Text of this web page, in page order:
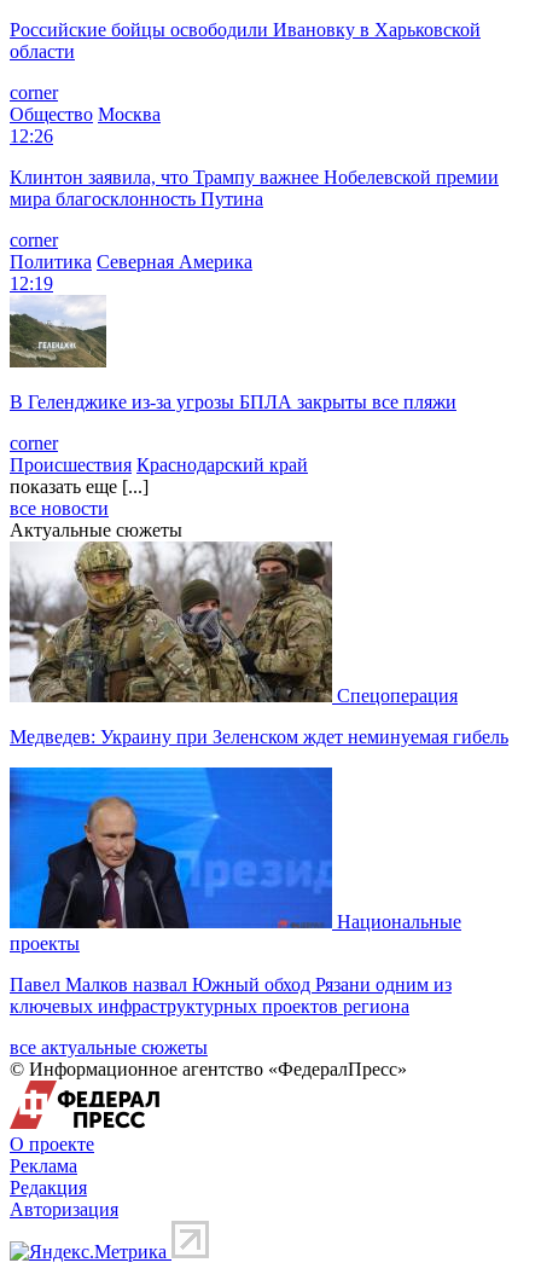
Российские бойцы освободили Ивановку в Харьковской
области
corner
Общество Москва
12:26
Клинтон заявила, что Трампу важнее Нобелевской премии
мира благосклонность Путина
corner
Политика Северная Америка
12:19
В Геленджике из-за угрозы БПЛА закрыты все пляжи
corner
Происшествия Краснодарский край
показать еще [...]
все новости
Актуальные сюжеты
Спецоперация
Медведев: Украину при Зеленском ждет неминуемая гибель
Национальные
проекты
Павел Малков назвал Южный обход Рязани одним из
ключевых инфраструктурных проектов региона
все актуальные сюжеты
© Информационное агентство «ФедералПресс»
О проекте
Реклама
Редакция
Авторизация